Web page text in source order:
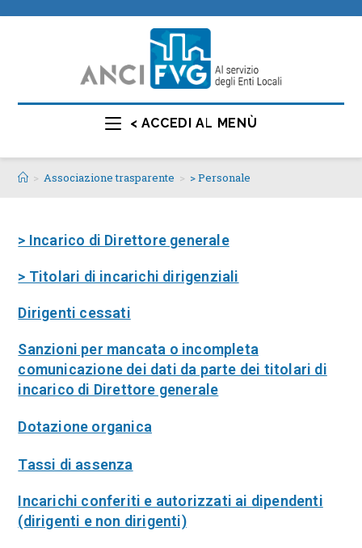
< ACCEDI AL MENÙ
> Associazione trasparente > > Personale
> Incarico di Direttore generale
> Titolari di incarichi dirigenziali
Dirigenti cessati
Sanzioni per mancata o incompleta
comunicazione dei dati da parte dei titolari di
incarico di Direttore generale
Dotazione organica
Tassi di assenza
Incarichi conferiti e autorizzati ai dipendenti
(dirigenti e non dirigenti)